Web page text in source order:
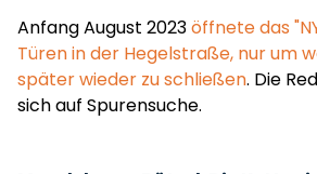
Anfang August 2023öffnete das
Türen in der Hegelstraße, nur um
später wieder zu schließen. Die
sich auf Spurensuche.